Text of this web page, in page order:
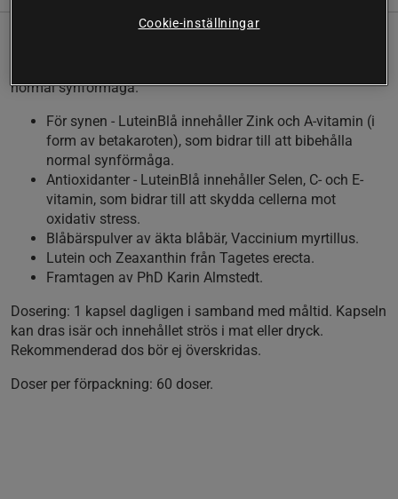
normal synförmåga.
För synen - LuteinBlå innehåller Zink och A-vitamin (i
form av betakaroten), som bidrar till att bibehålla
normal synförmåga.
Antioxidanter - LuteinBlå innehåller Selen, C- och E-
vitamin, som bidrar till att skydda cellerna mot
oxidativ stress.
Blåbärspulver av äkta blåbär, Vaccinium myrtillus.
Lutein och Zeaxanthin från Tagetes erecta.
Framtagen av PhD Karin Almstedt.
Dosering: 1 kapsel dagligen i samband med måltid. Kapseln
kan dras isär och innehållet strös i mat eller dryck.
Rekommenderad dos bör ej överskridas.
Doser per förpackning: 60 doser.
Cookie-inställningar